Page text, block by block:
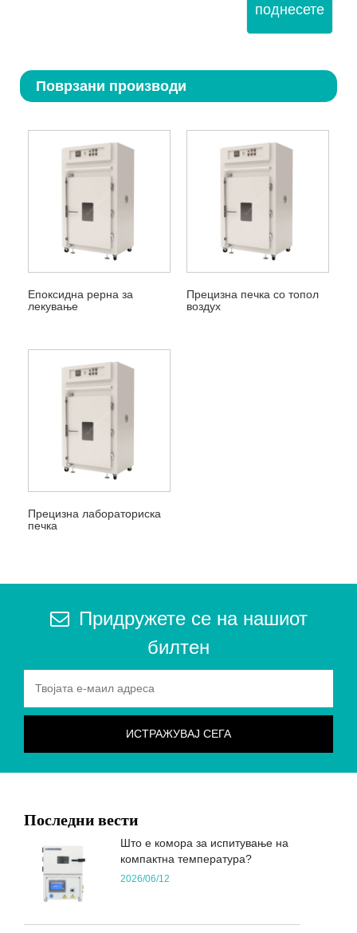
поднесете
Поврзани производи
Епоксидна рерна за
лекување
Прецизна печка со топол
воздух
Прецизна лабораториска
печка
Придружете се на нашиот
билтен
Последни вести
Што е комора за испитување на
компактна температура?
2026/06/12